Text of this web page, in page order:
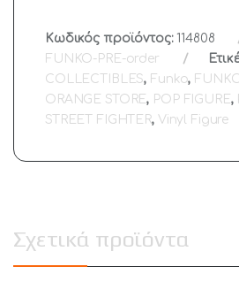
Κωδικός προϊόντος:114808
FUNKO-PRE-order
COLLECTIBLES, Funko,
ORANGE STORE, POP FIGURE,
STREET FIGHTER, Vinyl Figure
Σχετικά προϊόντα